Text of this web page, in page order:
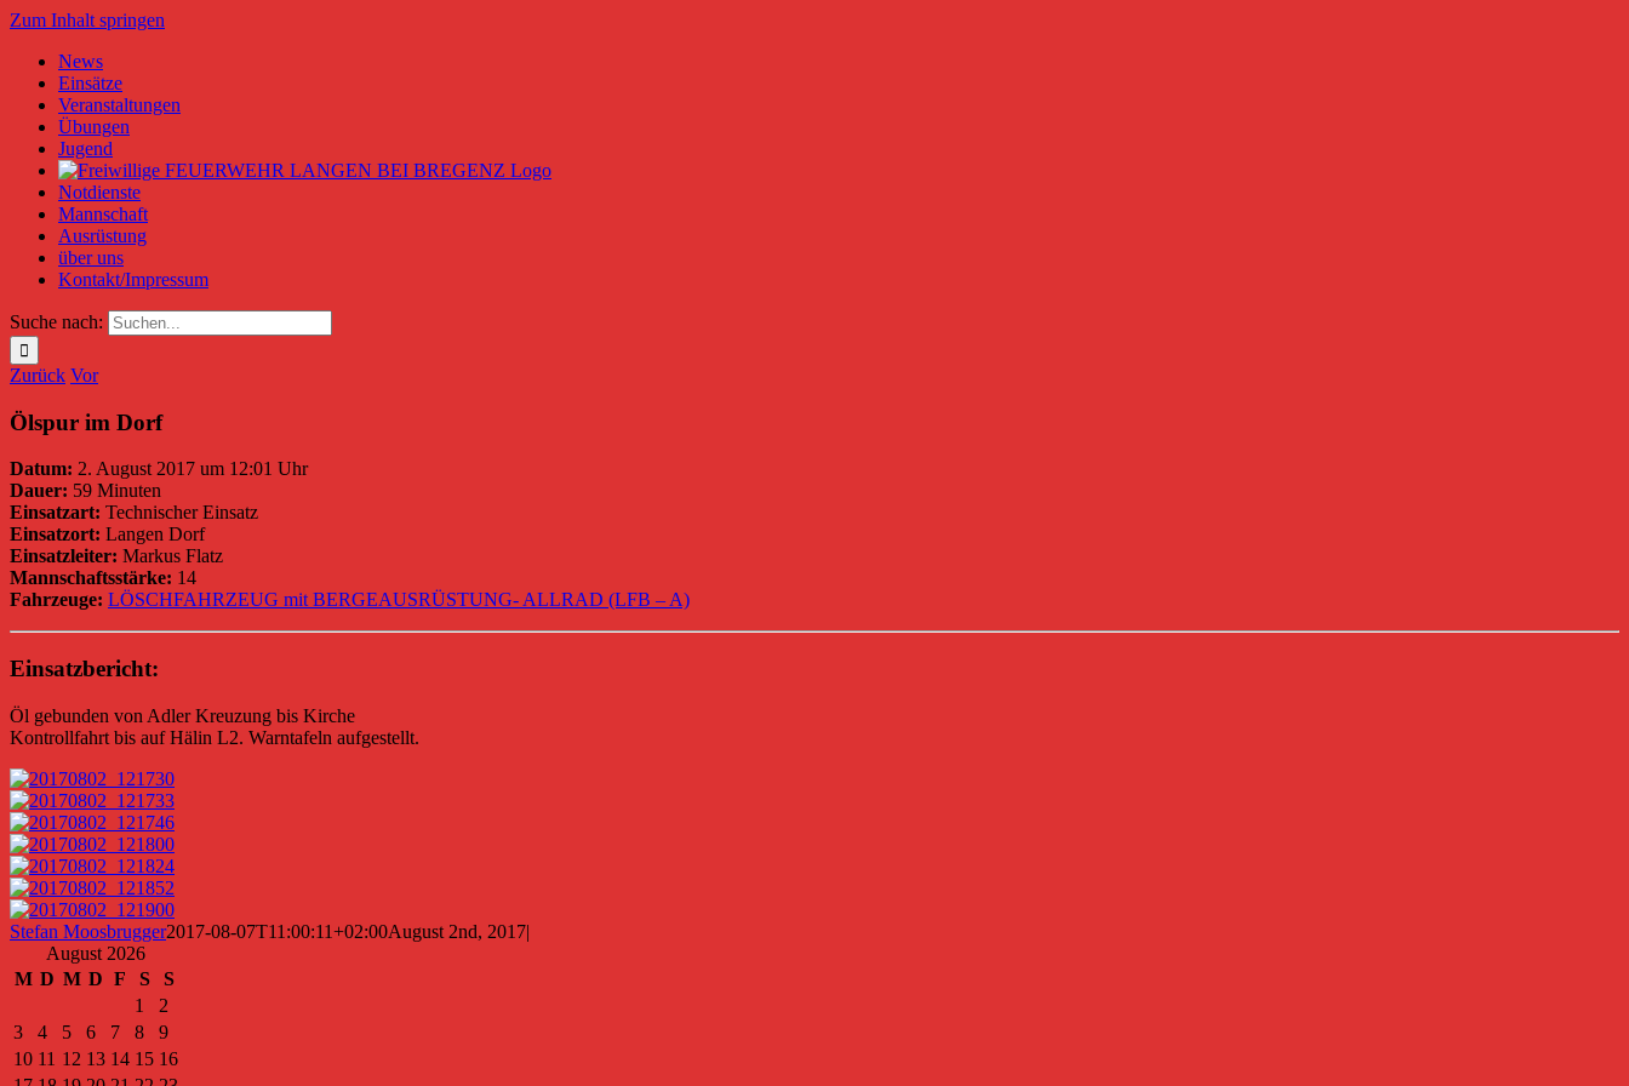
Zum Inhalt springen
News
Einsätze
Veranstaltungen
Übungen
Jugend
Notdienste
Mannschaft
Ausrüstung
über uns
Kontakt/Impressum
Suche nach:
Zurück Vor
Ölspur im Dorf
Datum: 2. August 2017 um 12:01 Uhr
Dauer: 59 Minuten
Einsatzart: Technischer Einsatz
Einsatzort: Langen Dorf
Einsatzleiter: Markus Flatz
Mannschaftsstärke: 14
Fahrzeuge: LÖSCHFAHRZEUG mit BERGEAUSRÜSTUNG- ALLRAD (LFB – A)
Einsatzbericht:
Öl gebunden von Adler Kreuzung bis Kirche
Kontrollfahrt bis auf Hälin L2. Warntafeln aufgestellt.
Stefan Moosbrugger2017-08-07T11:00:11+02:00August 2nd, 2017|
August 2026
M D M D F S
S
1
2
3
4 5 6 7 8
9
10 11 12 13 14 15 16